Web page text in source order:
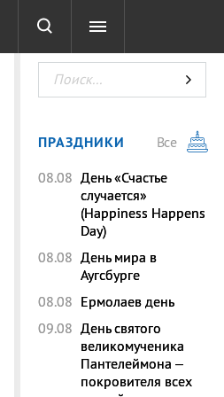
ТЕСТЫ
ПРАЗДНИКИ
Все
08.08 День «Счастье
случается»
(Happiness Happens
Day)
08.08 День мира в
Аугсбурге
08.08 Ермолаев день
09.08 День святого
великомученика
Пантелеймона –
покровителя всех